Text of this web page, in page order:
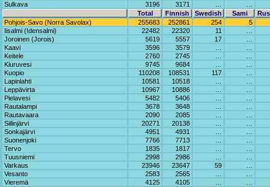
Sulkava
3196 3171
Total
Finnish Swedish Sami
Pohjois-Savo (Norra Savolax)
255683 252861 254
5
Iisalmi (Idensalmi)
22482 22320 11
Joroinen (Jorois)
5619 5557 17
Kaavi
3596 3579
Keitele
2760 2745
Kiuruvesi
9745 9684
Kuopio
110208 108531 117
Lapinlahti
10581 10518
Leppävirta
10967 10886
Pielavesi
5482 5406
Rautalampi
3678 3648
Rautavaara
2090 2085
Siilinjärvi
20271 20138
Sonkajärvi
4951 4931
Suonenjoki
7766 7713
Tervo
1835 1817
Tuusniemi
2998 2986
Varkaus
23946 23647 59
Vesanto
2583 2565
Vieremä
4125 4105